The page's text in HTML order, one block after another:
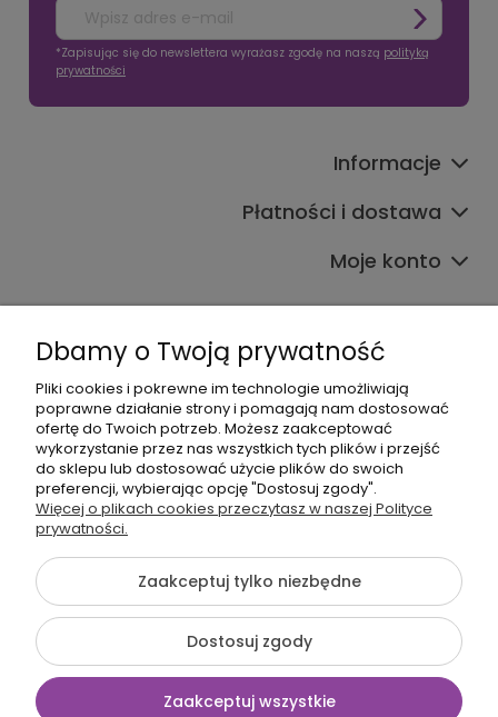
*Zapisując się do newslettera wyrażasz zgodę na naszą polityką
prywatności
Informacje
Płatności i dostawa
Moje konto
608017795
bok@babymama.pl
Sklep dla dzieci - nazwa firmy:
Baby Shower Katarzyna Pawłowska
ul. Belgradzka 14
02-793 Warszawa, Polska
NIP: 526-230-67-54
©2026 Wszelkie Prawa Zastrzeżone | BabyMama.pl
Dbamy o Twoją prywatność
Pliki cookies i pokrewne im technologie umożliwiają
poprawne działanie strony i pomagają nam dostosować
ofertę do Twoich potrzeb. Możesz zaakceptować
wykorzystanie przez nas wszystkich tych plików i przejść
do sklepu lub dostosować użycie plików do swoich
preferencji, wybierając opcję "Dostosuj zgody".
Więcej o plikach cookies przeczytasz w naszej Polityce
prywatności.
Zaakceptuj tylko niezbędne
Dostosuj zgody
Zaakceptuj wszystkie